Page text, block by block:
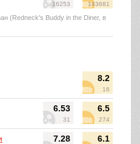
16253 143681
(Redneck's Buddy in the Diner, в
8.2
16
6.53
31
6.5
274
7.28 6.1